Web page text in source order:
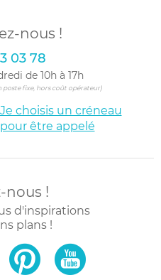
nous !
03 78
de 10h à 17h
poste fixe, hors coût opérateur)
Je choisis un créneau
pour être appelé
nous !
d'inspirations
plans !